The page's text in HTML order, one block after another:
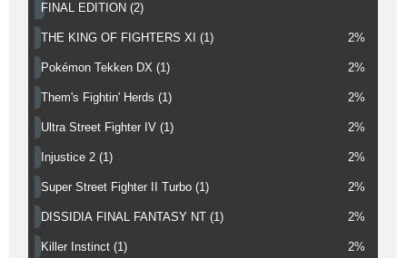
FINAL EDITION (2)
THE KING OF FIGHTERS XI (1) 2%
Pokémon Tekken DX (1) 2%
Them's Fightin' Herds (1) 2%
Ultra Street Fighter IV (1) 2%
Injustice 2 (1) 2%
Super Street Fighter II Turbo (1) 2%
DISSIDIA FINAL FANTASY NT (1) 2%
Killer Instinct (1) 2%